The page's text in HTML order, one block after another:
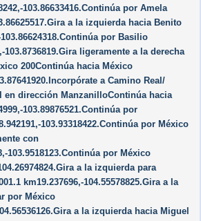
103.86633416.Continúa por Amela
a la izquierda hacia Benito
por Basilio
103.8736819.Gira ligeramente a la derecha
200Continúa hacia México
a Camino Real/​
en dirección ManzanilloContinúa hacia
103.89876521.Continúa por
103.93318422.Continúa por México
con
103.9518123.Continúa por México
a la izquierda para
km19.237696,-104.55578825.Gira a la
por México
a la izquierda hacia Miguel